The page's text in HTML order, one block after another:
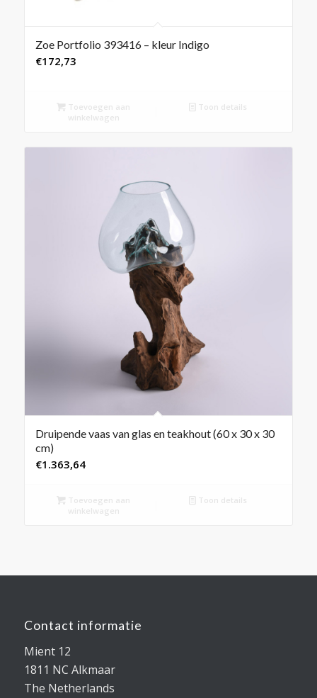
Zoe Portfolio 393416 – kleur Indigo
€172,73
Toevoegen aan
winkelwagen
Toon details
Druipende vaas van glas en teakhout (60 x 30 x 30
cm)
€1.363,64
Toevoegen aan
winkelwagen
Toon details
Contact informatie
Mient 12
1811 NC Alkmaar
The Netherlands